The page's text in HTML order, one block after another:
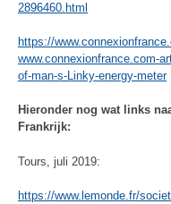
2896460.html
https://
www.connexionfrance.com-
of-man-s-Linky-energy-meter
Hieronder nog wat links
Frankrijk:
Tours, juli 2019:
https://www.lemonde.fr/